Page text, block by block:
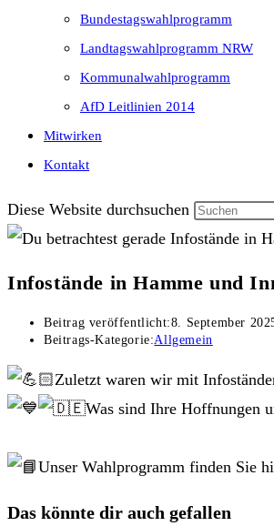
Bundestagswahlprogramm
Landtagswahlprogramm NRW
Kommunalwahlprogramm
AfD Leitlinien 2014
Mitwirken
Kontakt
Diese Website durchsuchen
Infostände in Hamme und
Beitrag veröffentlicht:8. September
Beitrags-Kategorie:Allgemein
Zuletzt waren wir mit
Was sind Ihre Hoffnungen
Unser Wahlprogramm finden Sie
Das könnte dir auch gefallen